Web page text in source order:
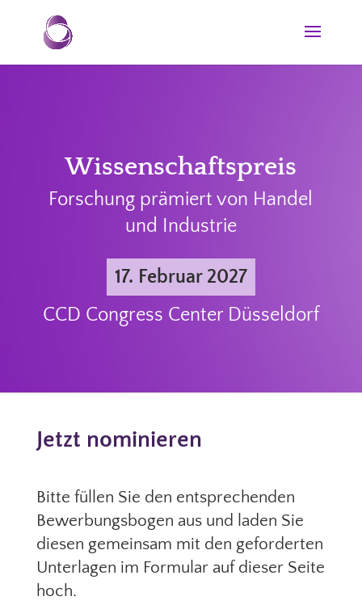
Wissenschaftspreis
Forschung prämiert von Handel
und Industrie
17. Februar 2027
CCD Congress Center Düsseldorf
Jetzt nominieren
Bitte füllen Sie den entsprechenden
Bewerbungsbogen aus und laden Sie
diesen gemeinsam mit den geforderten
Unterlagen im Formular auf dieser Seite
hoch.